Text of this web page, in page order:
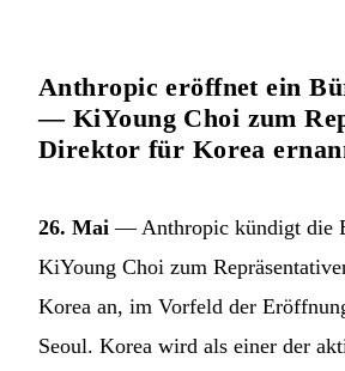
Anthropic eröffnet ein
— KiYoung Choi zum
Direktor für Korea
26. Mai — Anthropic kündigt die
KiYoung Choi zum
Korea an, im Vorfeld der
Seoul. Korea wird als einer der